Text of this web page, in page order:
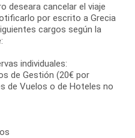
deseara cancelar el viaje
por escrito a Grecia
cargos según la
individuales:
de Gestión (20€ por
de Vuelos o de Hoteles no